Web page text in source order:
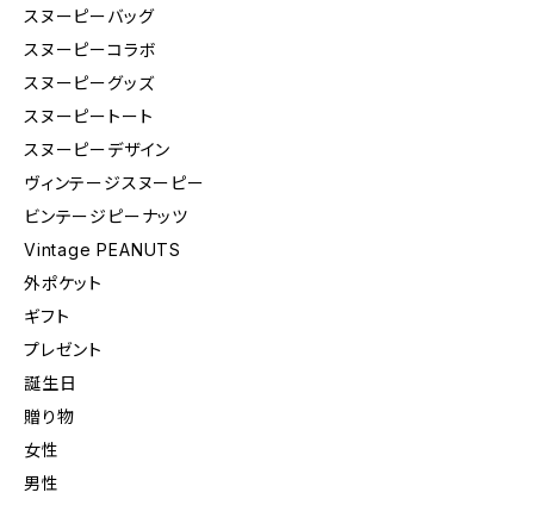
スヌーピーバッグ
スヌーピーコラボ
スヌーピーグッズ
スヌーピートート
スヌーピーデザイン
ヴィンテージスヌーピー
ビンテージピーナッツ
Vintage PEANUTS
外ポケット
ギフト
プレゼント
誕生日
贈り物
女性
男性